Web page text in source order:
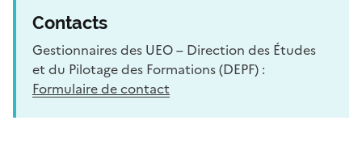
Contacts
Gestionnaires des UEO – Direction des Études
et du Pilotage des Formations (DEPF) :
Formulaire de contact